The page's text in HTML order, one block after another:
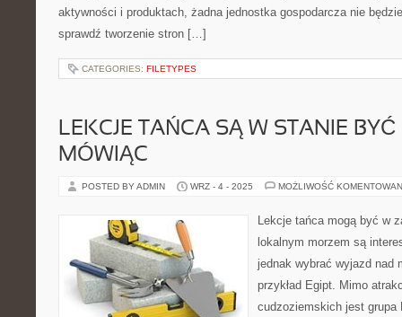
aktywności i produktach, żadna jednostka gospodarcza nie
sprawdź tworzenie stron […]
CATEGORIES: FILETYPES
LEKCJE TAŃCA SĄ W STANIE BYĆ
MÓWIĄC
POSTED BY ADMIN WRZ - 4 - 2025 MOŻLIWOŚĆ
Lekcje tańca mogą być w
lokalnym morzem są
jednak wybrać wyjazd nad
przykład Egipt. Mimo
cudzoziemskich jest grupa